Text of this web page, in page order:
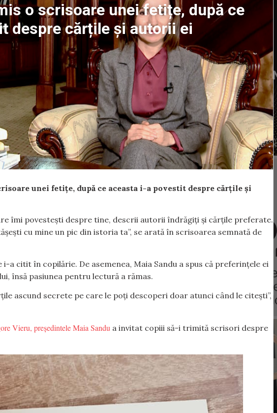
o scrisoare unei fetițe, după ce
despre cărțile și autorii ei
unei fetițe, după ce aceasta i-a povestit despre cărțile și
îmi povestești despre tine, descrii autorii îndrăgiți și cărțile preferate.
cu mine un pic din istoria ta”, se arată în scrisoarea semnată de
a citit în copilărie. De asemenea, Maia Sandu a spus că preferințele ei
însă pasiunea pentru lectură a rămas.
ascund secrete pe care le poți descoperi doar atunci când le citești”,
Vieru, președintele Maia Sandu a invitat copiii să-i trimită scrisori despre